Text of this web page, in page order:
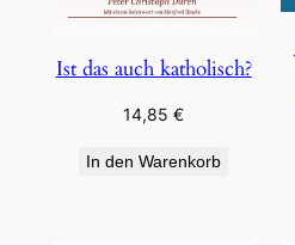
Ist das auch katholisch?
14,85€
In den Warenkorb